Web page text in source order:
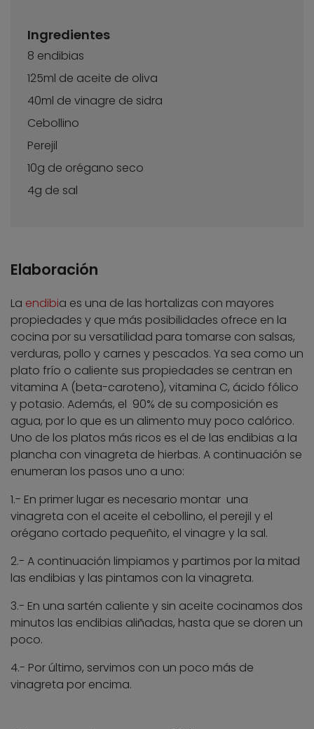
Ingredientes
8 endibias
125ml de aceite de oliva
40ml de vinagre de sidra
Cebollino
Perejil
10g de orégano seco
4g de sal
Elaboración
La endibia es una de las hortalizas con mayores
propiedades y que más posibilidades ofrece en la
cocina por su versatilidad para tomarse con salsas,
verduras, pollo y carnes y pescados. Ya sea como un
plato frío o caliente sus propiedades se centran en
vitamina A (beta-caroteno), vitamina C, ácido fólico
y potasio. Además, el 90% de su composición es
agua, por lo que es un alimento muy poco calórico.
Uno de los platos más ricos es el de las endibias a la
plancha con vinagreta de hierbas. A continuación se
enumeran los pasos uno a uno:
1.- En primer lugar es necesario montar una
vinagreta con el aceite el cebollino, el perejil y el
orégano cortado pequeñito, el vinagre y la sal.
2.- A continuación limpiamos y partimos por la mitad
las endibias y las pintamos con la vinagreta.
3.- En una sartén caliente y sin aceite cocinamos dos
minutos las endibias aliñadas, hasta que se doren un
poco.
4.- Por último, servimos con un poco más de
vinagreta por encima.